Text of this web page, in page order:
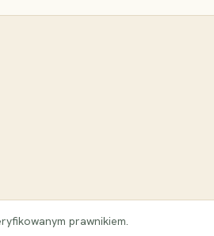
prawnikiem.